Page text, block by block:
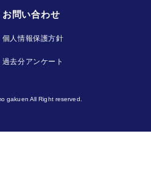
お問い合わせ
個人情報保護方針
過去分アンケート
gakuen All Right reserved.